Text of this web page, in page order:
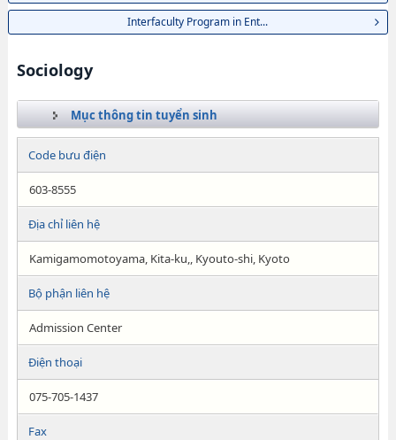
Interfaculty Program in Ent...
Sociology
Mục thông tin tuyển sinh
Code bưu điện
603-8555
Địa chỉ liên hệ
Kamigamomotoyama, Kita-ku,, Kyouto-shi, Kyoto
Bộ phận liên hệ
Admission Center
Điện thoại
075-705-1437
Fax